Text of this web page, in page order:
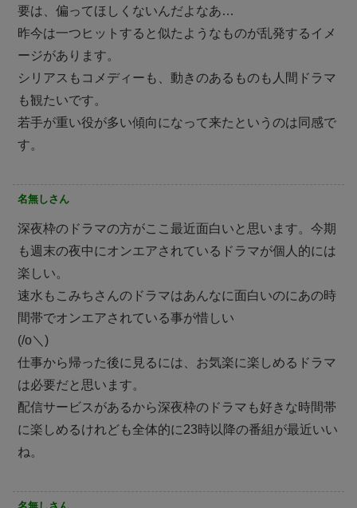
要は、偏ってほしくないんだよなあ…
昨今は一つヒットすると似たようなものが乱発するイメ
ージがあります。
シリアスもコメディーも、動きのあるものも人間ドラマ
も観たいです。
若手が重い役が多い傾向になって来たというのは同感で
す。
名無しさん
深夜枠のドラマの方がここ最近面白いと思います。今期
も週末の夜中にオンエアされているドラマが個人的には
楽しい。
速水もこみちさんのドラマはあんなに面白いのにあの時
間帯でオンエアされている事が惜しい
(/o＼)
仕事から帰った後に見るには、お気楽に楽しめるドラマ
は必要だと思います。
配信サービスがあるから深夜枠のドラマも好きな時間帯
に楽しめるけれども全体的に23時以降の番組が最近いい
ね。